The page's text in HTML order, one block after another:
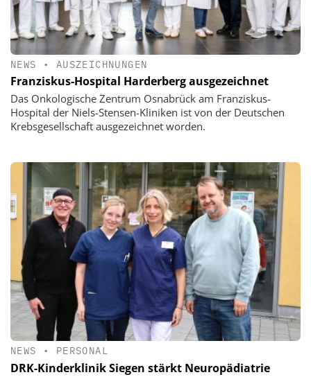
NEWS • AUSZEICHNUNGEN
Franziskus-Hospital Harderberg ausgezeichnet
Das Onkologische Zentrum Osnabrück am Franziskus-
Hospital der Niels-Stensen-Kliniken ist von der Deutschen
Krebsgesellschaft ausgezeichnet worden.
NEWS • PERSONAL
DRK-Kinderklinik Siegen stärkt Neuropädiatrie